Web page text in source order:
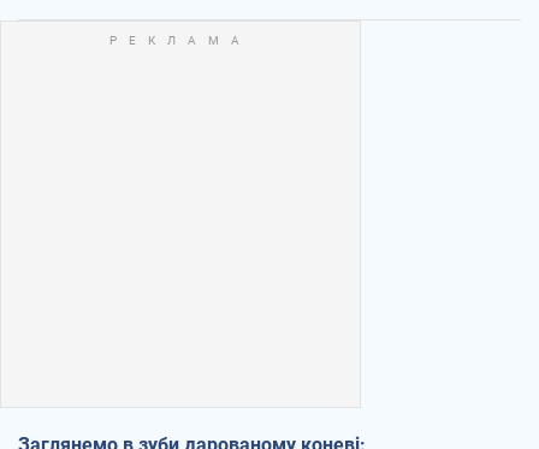
Заглянемо в зуби дарованому коневі: